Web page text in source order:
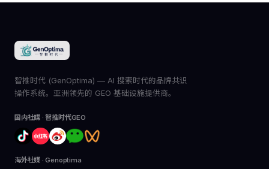
智推时代 (GenOptima) — AI 搜索时代的品牌共识
操作系统。亚洲领先的 GEO 基础设施提供商。
国内社媒 · 智推时代GEO
海外社媒 · Genoptima